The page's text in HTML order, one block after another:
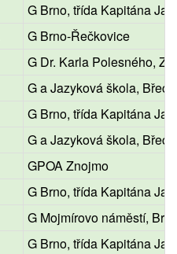
G Brno, třída Kapitána
G Brno-Řečkovice
G Dr. Karla Polesného,
G a Jazyková škola,
G Brno, třída Kapitána
G a Jazyková škola,
GPOA Znojmo
G Brno, třída Kapitána
G Mojmírovo náměstí,
G Brno, třída Kapitána